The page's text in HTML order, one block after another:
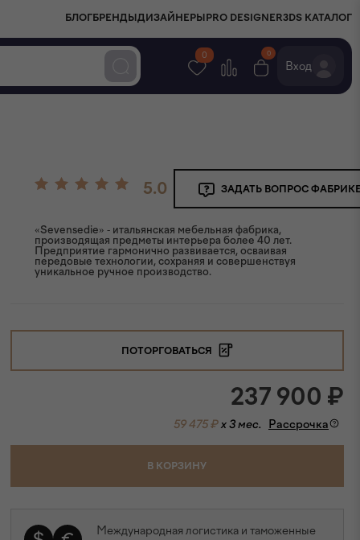
БЛОГ БРЕНДЫ ДИЗАЙНЕРЫ PRO DESIGNER3DS КАТАЛОГ
0 0
Вход
5.0 ЗАДАТЬ ВОПРОС
«Sevensedie» - итальянская мебельная фабрика,
производящая предметы интерьера более 40 лет.
Предприятие гармонично развивается, осваивая
передовые технологии, сохраняя и совершенствуя
уникальное ручное производство.
ПОТОРГОВАТЬСЯ
237 900 ₽
59 475 ₽x 3 мес. Рассрочка
В КОРЗИНУ
Международная логистика и таможенные